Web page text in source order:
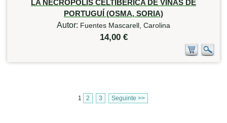
LA NECRÓPOLIS CELTIBÉRICA DE VIÑAS DE
PORTUGUÍ (OSMA, SORIA)
Autor: Fuentes Mascarell, Carolina
14,00 €
1 2 3 Seguinte >>